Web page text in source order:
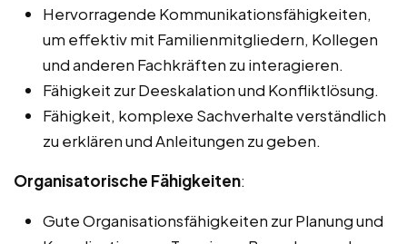
Hervorragende Kommunikationsfähigkeiten,
um effektiv mit Familienmitgliedern, Kollegen
und anderen Fachkräften zu interagieren.
Fähigkeit zur Deeskalation und Konfliktlösung.
Fähigkeit, komplexe Sachverhalte verständlich
zu erklären und Anleitungen zu geben.
Organisatorische Fähigkeiten:
Gute Organisationsfähigkeiten zur Planung und